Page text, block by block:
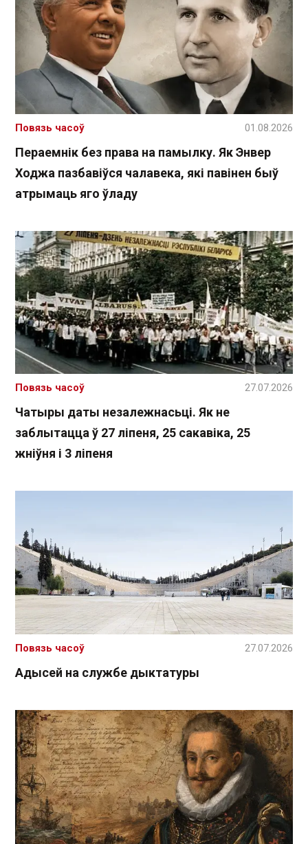
Пераемнік без права на памылку. Як Энвер
Ходжа пазбавіўся чалавека, які павінен быў
атрымаць яго ўладу
Повязь часоў 01.08.2026
Чатыры даты незалежнасьці. Як не
заблытацца ў 27 ліпеня, 25 сакавіка, 25
жніўня і 3 ліпеня
Повязь часоў 27.07.2026
Адысей на службе дыктатуры
Повязь часоў 27.07.2026